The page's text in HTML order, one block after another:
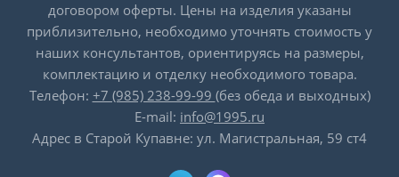
договором оферты. Цены на изделия указаны
приблизительно, необходимо уточнять стоимость у
наших консультантов, ориентируясь на размеры,
комплектацию и отделку необходимого товара.
Телефон: +7 (985) 238-99-99 (без обеда и выходных)
E-mail: info@1995.ru
Адрес в Старой Купавне: ул. Магистральная, 59 ст4